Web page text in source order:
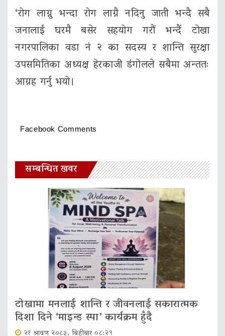
‘रोग लाग्नु भन्दा रोग लाग्नै नदिनु जाती भन्दै सबै
जनालाई घरमै बसेर सहयोग गरौं भन्दैं टोखा
नगरपालिका वडा नं २ का सदस्य र शान्ति सुरक्षा
उपसमितिका अध्यक्ष हेरकाजी डंगोलले सबैमा अन्ततः
आग्रह गर्नु भयो।
Facebook Comments
सम्बन्धित खवर
टोखामा मनलाई शान्ति र जीवनलाई सकारात्मक
दिशा दिने ‘माइन्ड स्पा’ कार्यक्रम हुँदै